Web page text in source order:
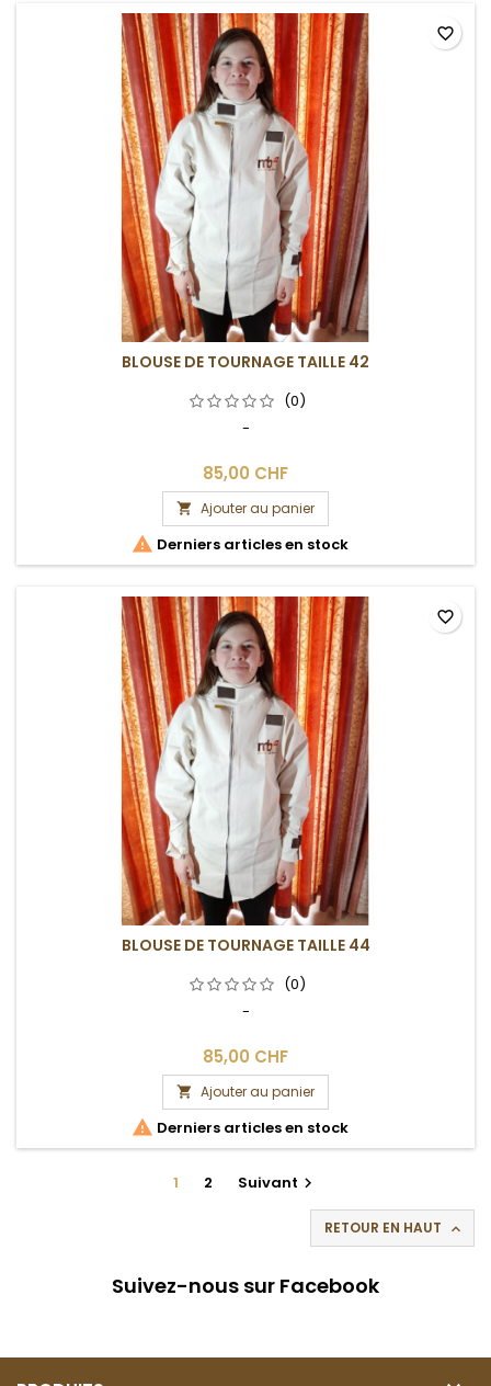
BLOUSE DE TOURNAGE TAILLE 42
(0)
-
85,00 CHF
 Ajouter au panier
 Derniers articles en stock
favorite_border
BLOUSE DE TOURNAGE TAILLE 44
(0)
-
85,00 CHF
 Ajouter au panier
 Derniers articles en stock
favorite_border
1 2 Suivant 
RETOUR EN HAUT 
Suivez-nous sur Facebook